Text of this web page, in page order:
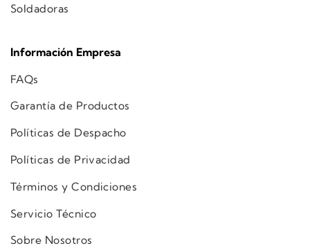
Soldadoras
Información Empresa
FAQs
Garantía de Productos
Políticas de Despacho
Políticas de Privacidad
Términos y Condiciones
Servicio Técnico
Sobre Nosotros